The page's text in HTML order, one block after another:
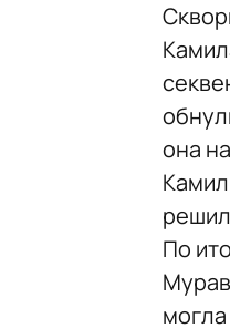
она
По